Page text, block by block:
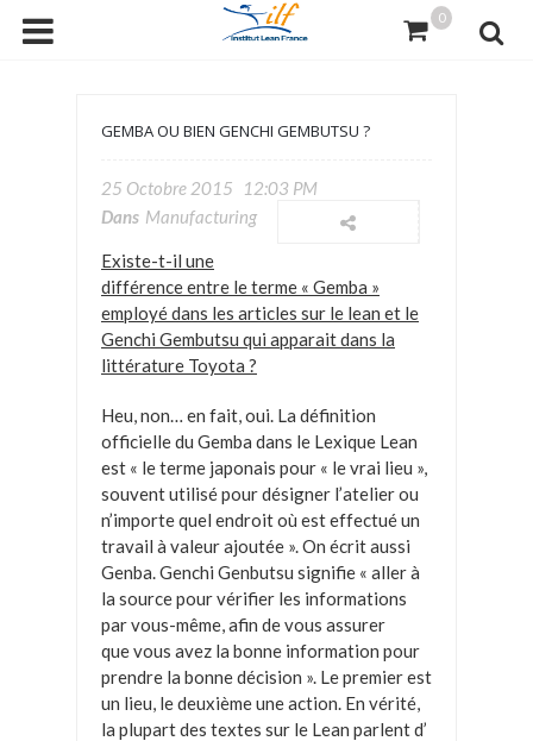
0
GEMBA OU BIEN GENCHI GEMBUTSU ?
25 Octobre 2015
12:03 PM
Dans Manufacturing
Existe-t-il une
différence entre le terme « Gemba »
employé dans les articles sur le lean et le
Genchi Gembutsu qui apparait dans la
littérature Toyota ?
Heu, non… en fait, oui. La définition
officielle du Gemba dans le Lexique Lean
est « le terme japonais pour « le vrai lieu »,
souvent utilisé pour désigner l’atelier ou
n’importe quel endroit où est effectué un
travail à valeur ajoutée ». On écrit aussi
Genba. Genchi Genbutsu signifie « aller à
la source pour vérifier les informations
par vous-même, afin de vous assurer
que vous avez la bonne information pour
prendre la bonne décision ». Le premier est
un lieu, le deuxième une action. En vérité,
la plupart des textes sur le Lean parlent d’